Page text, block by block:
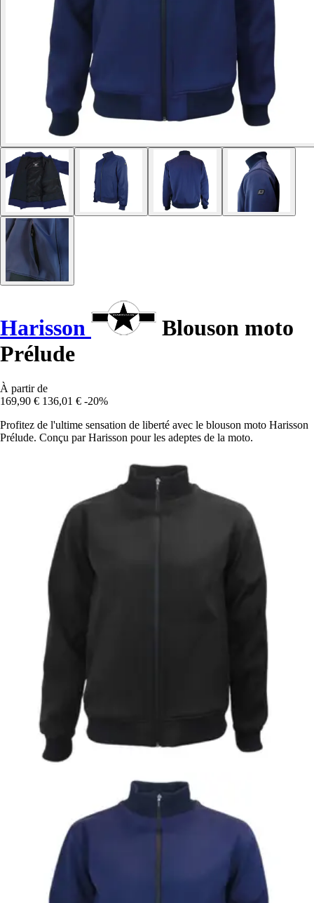
Harisson
Blouson moto
Prélude
À partir de
169,90 € 136,01 € -20%
Profitez de l'ultime sensation de liberté avec le blouson moto Harisson
Prélude. Conçu par Harisson pour les adeptes de la moto.